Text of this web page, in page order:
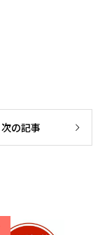
次の記事